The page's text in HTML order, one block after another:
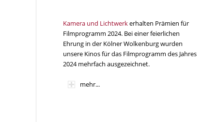
Kamera und Lichtwerkerhalten Prämien für
Filmprogramm 2024. Bei einer feierlichen
Ehrung in der Kölner Wolkenburg wurden
unsere Kinos für das Filmprogramm des Jahres
2024 mehrfach ausgezeichnet.
mehr...